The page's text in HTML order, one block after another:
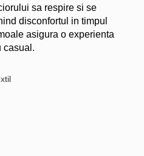
sa respire si se
disconfortul in timpul
asigura o experienta
casual.